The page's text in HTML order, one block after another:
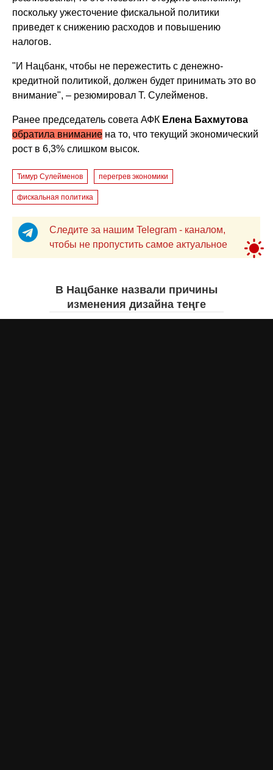
поскольку ужесточение фискальной политики
приведет к снижению расходов и повышению
налогов.
"И Нацбанк, чтобы не пережестить с денежно-
кредитной политикой, должен будет принимать это во
внимание", – резюмировал Т. Сулейменов.
Ранее председатель совета АФК Елена Бахмутова
обратила внимание на то, что текущий экономический
рост в 6,3% слишком высок.
Тимур Сулейменов перегрев экономики
фискальная политика
Следите за нашим Telegram - каналом,
чтобы не пропустить самое актуальное
В Нацбанке назвали причины
изменения дизайна теңге